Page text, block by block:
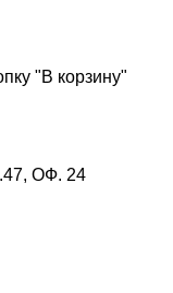
"В корзину"
ОФ. 24